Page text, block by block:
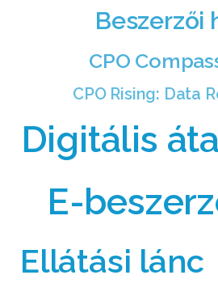
Beszerzői
CPO
CPO Rising: Data
Digitális
E-
Ellátási lánc